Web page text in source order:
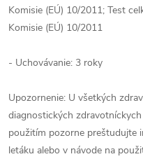
Komisie (EÚ) 10/2011; Test
Komisie (EÚ) 10/2011
- Uchovávanie: 3 roky
Upozornenie: U všetkých
diagnostických
použitím pozorne preštudujte
letáku alebo v návode na